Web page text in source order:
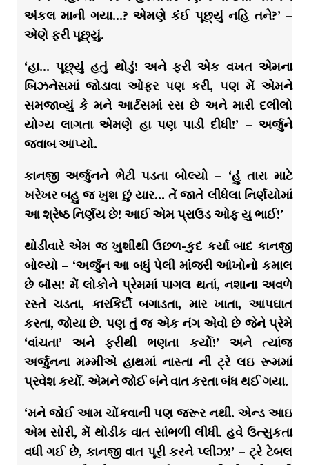
અંકલ માની ગયા…? એમણે કંઈ પૂછ્યું નહિ તને?’ –
એણે ફરી પૂછ્યું.
‘હા… પૂછ્યું હતું થોડું! અને ફરી એક વખત એમના
બિઝનેસમાં જોડાવા ઓફર પણ કરી, પણ મેં એમને
સમજાવ્યું કે મને આર્ટસમાં રસ છે અને મારી દલીલો
યોગ્ય લાગતા એમણે હા પણ પાડી દીધી!’ – અર્જુને
જવાબ આપ્યો.
કાનજી અર્જુનને ભેટી પડતા બોલ્યો – ‘હું તારા માટે
ખરેખર બહુ જ ખુશ છું યાર… તેં જાતે લીધેલા નિર્ણયોમાં
આ શ્રેષ્ઠ નિર્ણય છે! આઈ એમ પ્રાઉડ ઓફ યુ ભાઈ!’
થોડીવારે એમ જ ખુશીથી ઉછળ-કુદ કર્યા બાદ કાનજી
બોલ્યો – ‘અર્જુન આ બધું પેલી માંજરી આંખોનો કમાલ
છે બૉસ! મેં લોકોને પ્રેમમાં પાગલ થતાં, નશાના અવળે
રસ્તે ચડતા, કારકિર્દી બગાડતા, માર ખાતા, આપઘાત
કરતા, જોયા છે. પણ તું જ એક નંગ એવો છે જેને પ્રેમે
‘વાંચતા’ અને ફરીથી ભણતા કર્યો!’ અને ત્યાંજ
અર્જુનના મમ્મીએ હાથમાં નાસ્તા ની ટ્રે લઇ રૂમમાં
પ્રવેશ કર્યો. એમને જોઈ બંને વાત કરતા બંધ થઈ ગયા.
‘મને જોઈ આમ ચોંકવાની પણ જરૂર નથી. એન્ડ આઇ
એમ સોરી, મેં થોડીક વાત સાંભળી લીધી. હવે ઉત્સુકતા
વધી ગઈ છે, કાનજી વાત પૂરી કરને પ્લીઝ!’ – ટ્રે ટેબલ